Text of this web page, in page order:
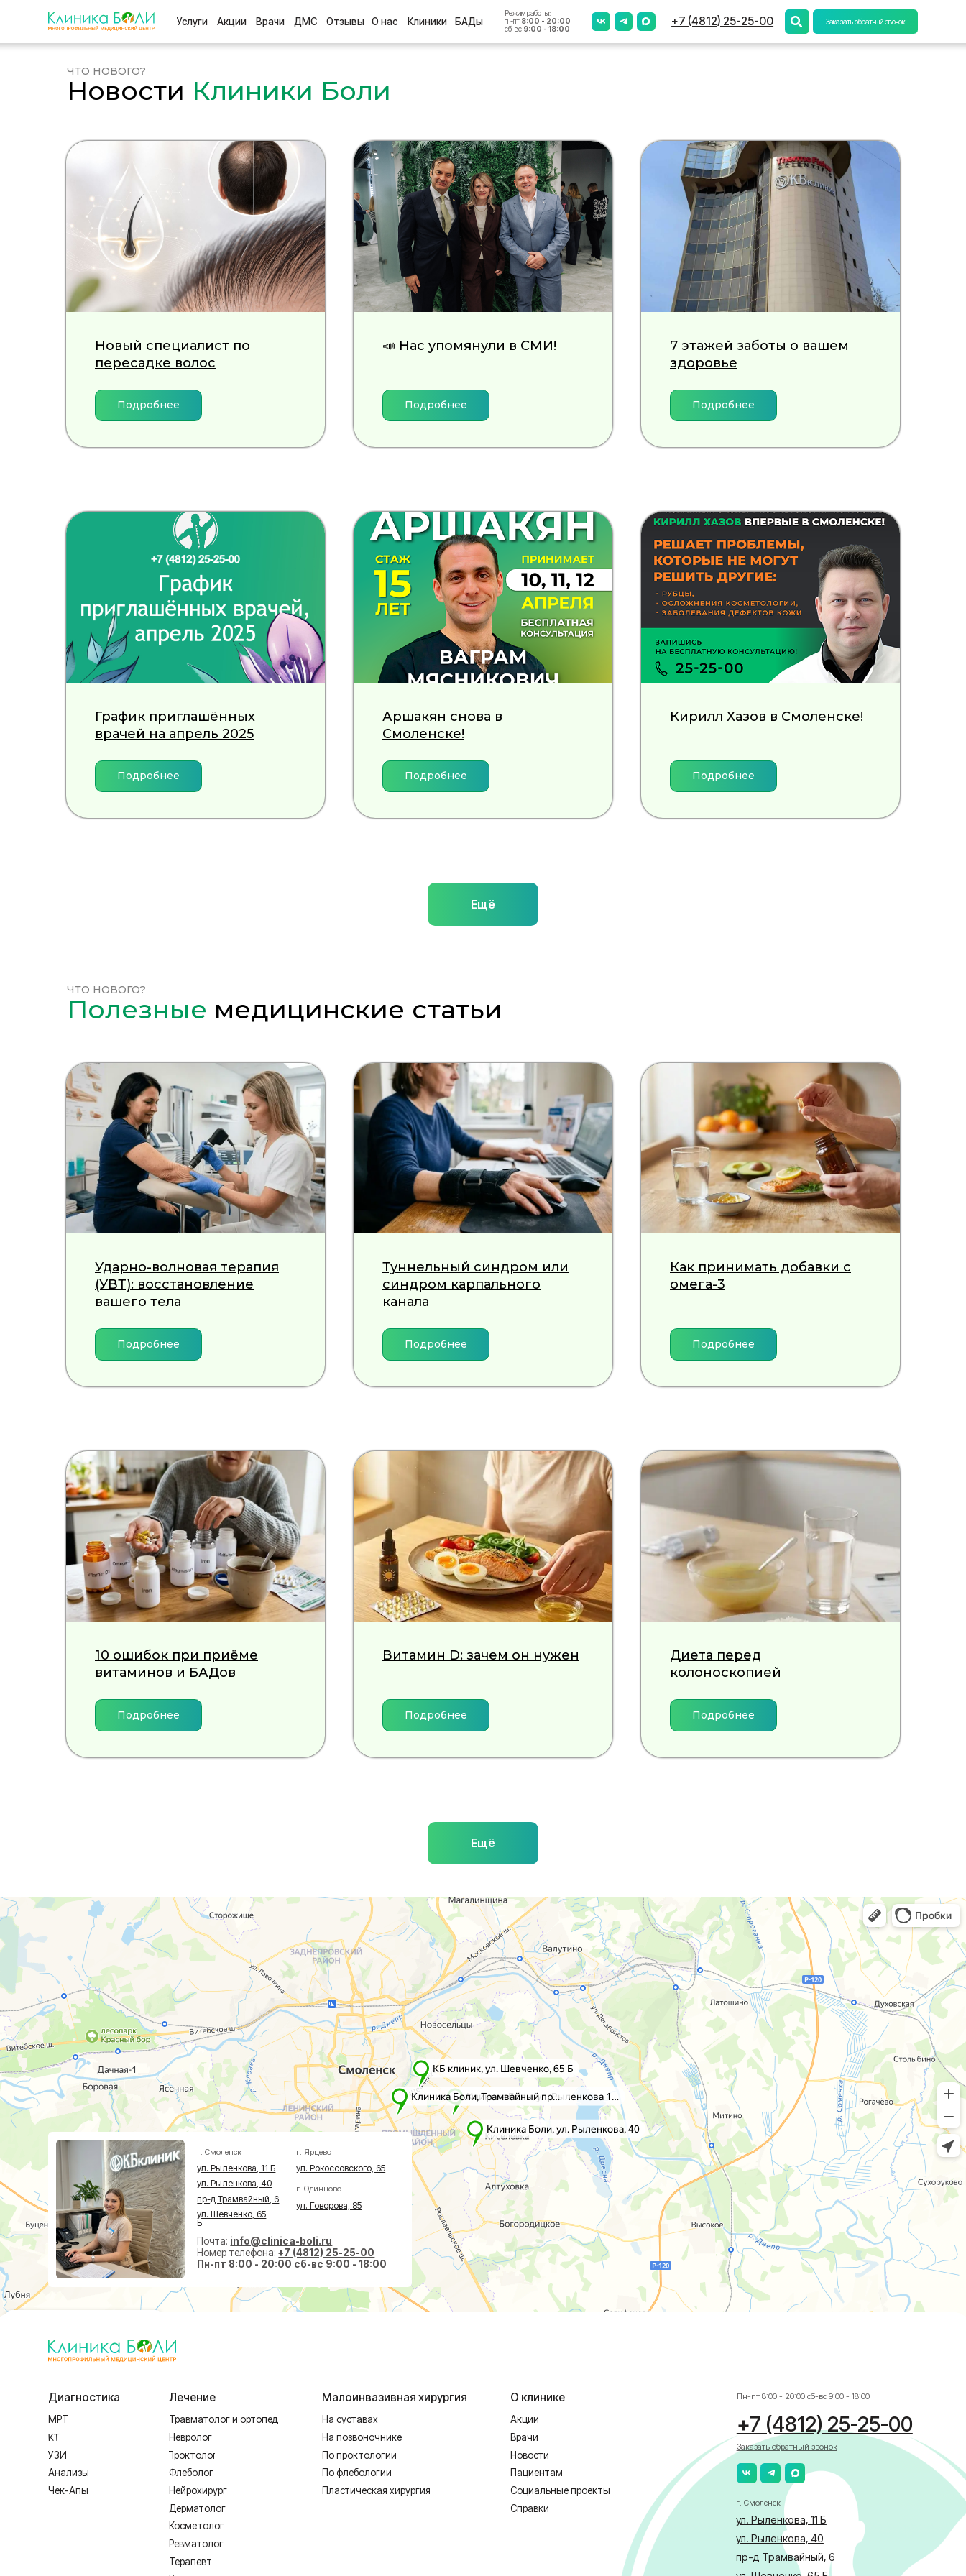
+7 (4812) 25-25-00
пн-пт8:00 - 20:00
сб-вс9:00 - 18:00
Заказать обратный звонок
БАДы
Услуги Акции Врачи ДМС Отзывы О нас Клиники
Новости Клиники Боли
ЧТО НОВОГО?
Новый специалист по
пересадке волос
Подробнее
📣 Нас упомянули в СМИ!
Подробнее
7 этажей заботы о вашем
здоровье
Подробнее
График приглашённых
врачей на апрель 2025
Подробнее
Аршакян снова в
Смоленске!
Подробнее
Кирилл Хазов в Смоленске!
Подробнее
Ещё
Полезные медицинские статьи
ЧТО НОВОГО?
Ударно-волновая терапия
(УВТ): восстановление
вашего тела
Подробнее
Туннельный синдром или
синдром карпального
канала
Подробнее
Как принимать добавки с
омега-3
Подробнее
10 ошибок при приёме
витаминов и БАДов
Подробнее
Витамин D: зачем он нужен
Подробнее
Диета перед
колоноскопией
Подробнее
Ещё
Почта: info@clinica-boli.ru
+7 (4812) 25-25-00
Пн-пт 8:00 - 20:00 сб-вс 9:00 - 18:00
г. Смоленск
ул. Рыленкова, 11 Б
ул. Рыленкова, 40
пр-д Трамвайный, 6
ул. Шевченко, 65
Б
ул. Рокоссовского, 65
г. Одинцово
ул. Говорова, 85
+7 (4812) 25-25-00
Заказать обратный звонок
г. Смоленск
ул. Рыленкова, 11 Б
ул. Рыленкова, 40
пр-д Трамвайный, 6
ул. Шевченко, 65 Б
ИМЕЮТСЯ ПРОТИВОПОКАЗАНИЯ, НЕОБХОДИМА КОНСУЛЬТАЦИЯ СПЕЦИАЛИСТА
Лицензия Л041-01128-67/00331765 от 28.05.2019 г. и Л041-01128-67/00637993 от 17.01.2023 г. выдана Департаментом Смоленской области по здравоохранению
Создание сайта Согласие на обработку персональных данных Реквизиты Политика в отношении обработки персональных данных
Пн-пт 8:00 - 20:00 сб-вс 9:00 - 18:00
Диагностика
Анализы
Чек-Апы
Лечение
Травматолог и ортопед
Невролог
Проктолог
Флеболог
Нейрохирург
Дерматолог
Косметолог
Ревматолог
Терапевт
Капельницы здоровья
Малоинвазивная хирургия
На позвоночнике
По проктологии
По флебологии
О клинике
Акции
Врачи
Новости
Пациентам
Социальные проекты
Справки